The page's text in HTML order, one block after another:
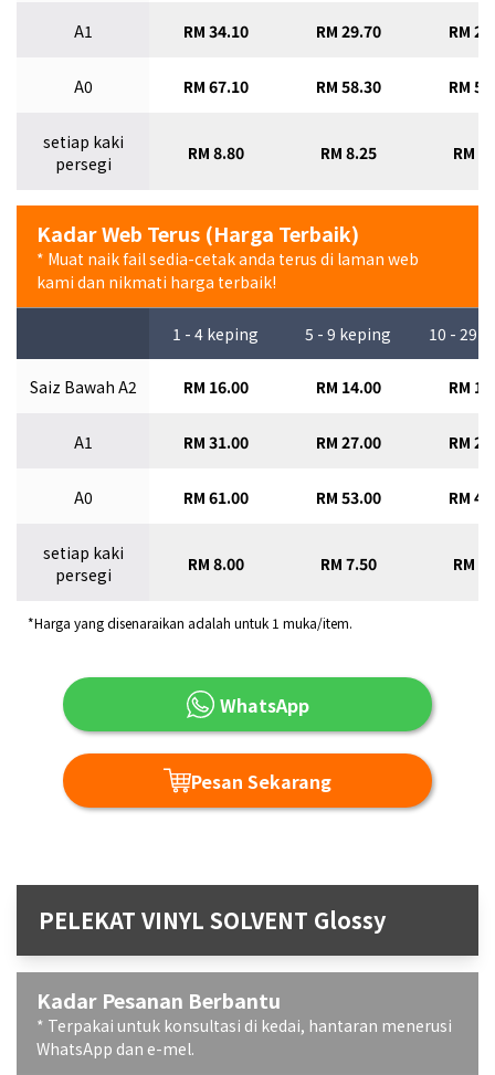
A1 RM 34.10 RM 29.70 RM
A0 RM 67.10 RM 58.30 RM
setiap kaki
persegi
RM 8.80 RM 8.25 RM
Kadar Web Terus (Harga Terbaik)
* Muat naik fail sedia-cetak anda terus di laman web
kami dan nikmati harga terbaik!
1 - 4 keping 5 - 9 keping 10 - 29
Saiz Bawah A2 RM 16.00 RM 14.00 RM
A1 RM 31.00 RM 27.00 RM
A0 RM 61.00 RM 53.00 RM
setiap kaki
persegi
RM 8.00 RM 7.50 RM
*Harga yang disenaraikan adalah untuk 1 muka/item.
WhatsApp
Pesan Sekarang
PELEKAT VINYL SOLVENT Glossy
Kadar Pesanan Berbantu
* Terpakai untuk konsultasi di kedai, hantaran menerusi
WhatsApp dan e-mel.